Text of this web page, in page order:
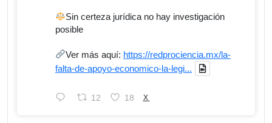
Sin certeza jurídica no hay investigación
posible
Ver más aquí: https://redprociencia.mx/la-
falta-de-apoyo-economico-la-legi...
12 18 X